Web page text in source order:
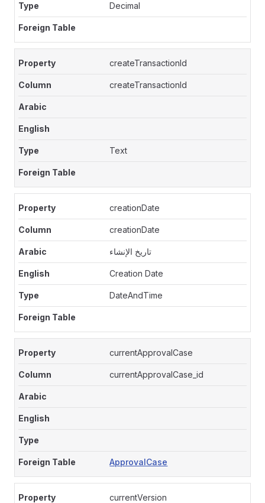
Decimal
createTransactionId
createTransactionId
Text
creationDate
creationDate
تاريخ الإنشاء
Creation Date
DateAndTime
currentApprovalCase
currentApprovalCase_id
ApprovalCase
currentVersion